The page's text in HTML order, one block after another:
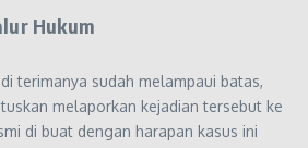
Hukum
terimanya sudah melampaui batas,
melaporkan kejadian tersebut ke
di buat dengan harapan kasus ini